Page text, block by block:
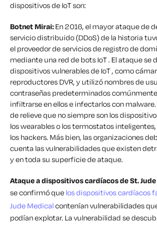
dispositivos de IoT son:
Botnet Mirai: En 2016, el mayor ataque de
servicio distribuido (DDoS) de la historia
el proveedor de servicios de registro de
mediante una red de bots IoT . El ataque se
dispositivos vulnerables de IoT , como
reproductores DVR, y utilizó nombres de
contraseñas predeterminados
infiltrarse en ellos e infectarlos con
de relieve que no siempre son los
los wearables o los termostatos
los hackers. Más bien, las organizaciones
cuenta las vulnerabilidades que existen
y en toda su superficie de ataque.
Ataque a dispositivos cardíacos de St.
se confirmó que los dispositivos cardíacos
Jude Medicalcontenían vulnerabilidades
podían explotar. La vulnerabilidad se